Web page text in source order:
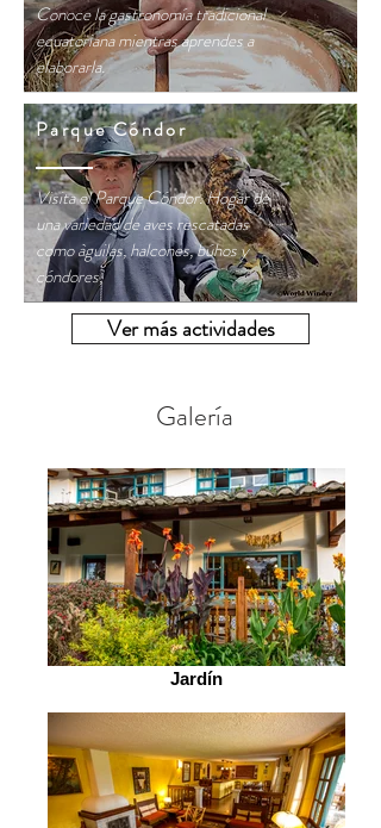
Conoce la gastronomía tradicional
ecuatoriana mientras aprendes a
elaborarla.
Parque Cóndor
Visita el Parque Cóndor. Hogar de
una variedad de aves rescatadas
como àguilas, halcones, búhos y
cóndores,
Ver más actividades
Galería
Jardín